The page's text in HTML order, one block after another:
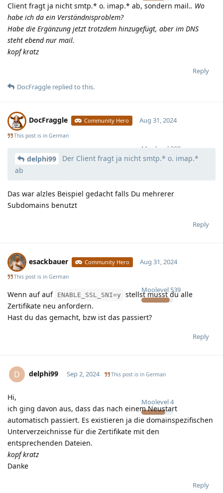
Client fragt ja nicht smtp.* o. imap.* ab, sondern mail.. Wo
habe ich da ein Verständnisproblem?
Habe die Ergänzung jetzt trotzdem hinzugefügt, aber im DNS
steht ebend nur mail.
kopf kratz
Reply
DocFraggle replied to this.
DocFraggle Community Hero
Moolevel 398
Aug 31, 2024
This post is in German
delphi99
Der Client fragt ja nicht smtp.* o. imap.*
ab
Das war alzles Beispiel gedacht falls Du mehrerer
Subdomains benutzt
Reply
esackbauer Community Hero
Moolevel 539
Aug 31, 2024
This post is in German
Wenn auf auf ENABLE_SSL_SNI=y
stellst musst du alle
Zertifikate neu anfordern.
Hast du das gemacht, bzw ist das passiert?
Reply
D delphi99
Moolevel4
Sep 2, 2024 This post is in German
Hi,
ich ging davon aus, dass das nach einem Neustart
automatisch passiert. Es existieren ja die domainspezifischen
Unterverzeichnisse für die Zertifikate mit den
entsprechenden Dateien.
kopf kratz
Danke
Reply